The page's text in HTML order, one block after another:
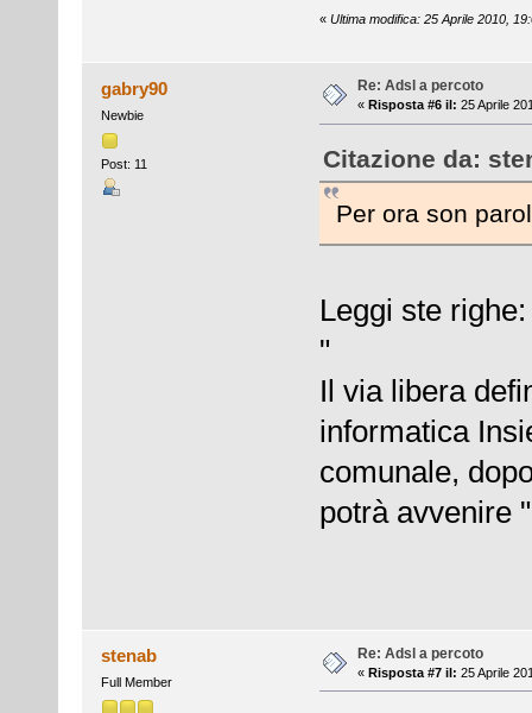
« Ultima modifica: 25 Aprile 2010,
gabry90
Newbie
Post: 11
Re: Adsl a percoto
« Risposta #6 il: 25 Aprile
Citazione da:
Per ora son
Leggi ste righe:
"
Il via libera
informatica
comunale,
potrà avvenire "
stenab
Full Member
Re: Adsl a percoto
« Risposta #7 il: 25 Aprile